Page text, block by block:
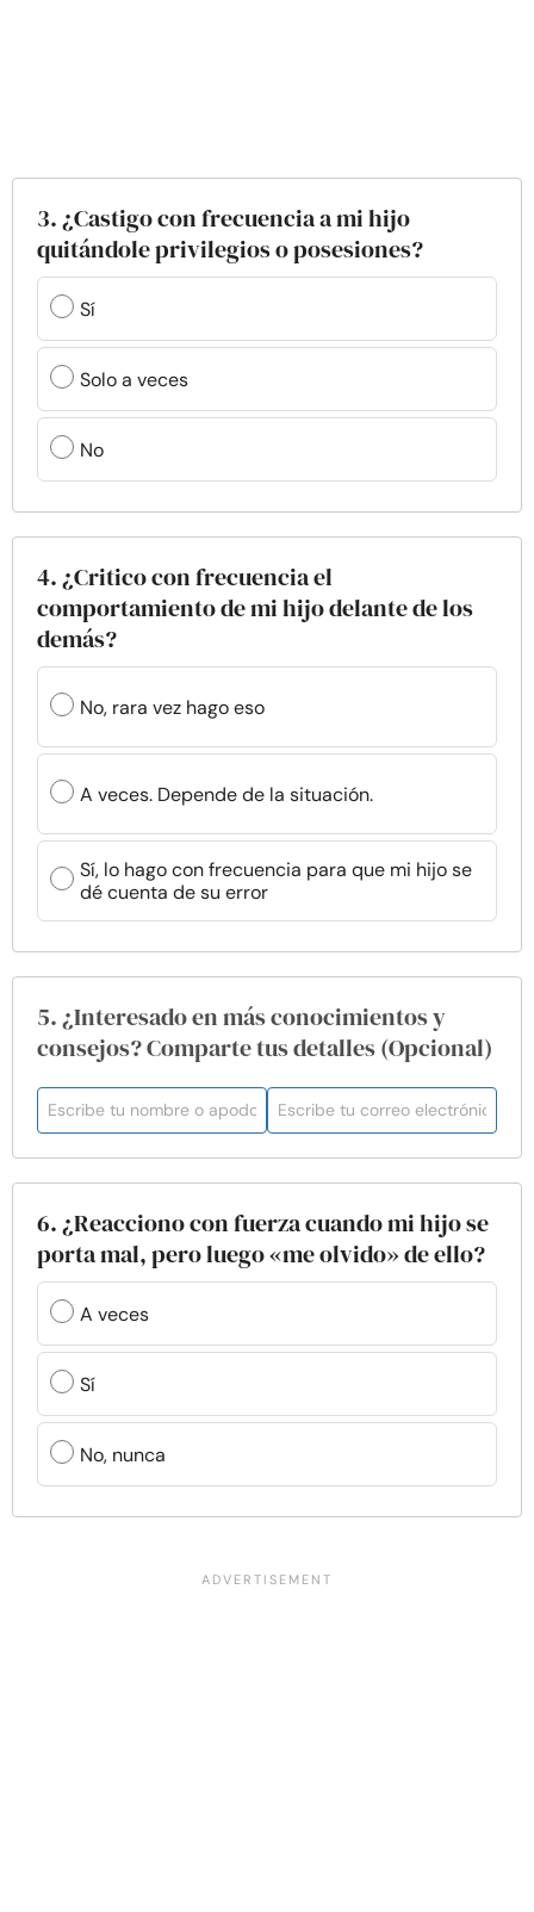
3. ¿Castigo con frecuencia a mi hijo
quitándole privilegios o posesiones?
Sí
Solo a veces
No
4. ¿Critico con frecuencia el
comportamiento de mi hijo delante de los
demás?
No, rara vez hago eso
A veces. Depende de la situación.
Sí, lo hago con frecuencia para que mi hijo se
dé cuenta de su error
5. ¿Interesado en más conocimientos y
consejos? Comparte tus detalles (Opcional)
6. ¿Reacciono con fuerza cuando mi hijo se
porta mal, pero luego «me olvido» de ello?
A veces
Sí
No, nunca